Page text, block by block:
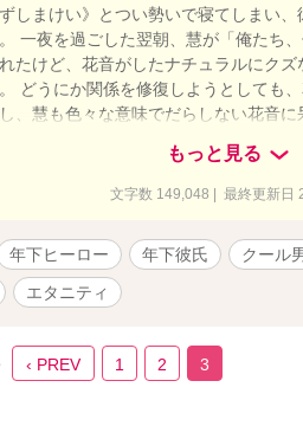
ずしまけい》とつい勢いで寝てしまい
一夜を過ごした翌朝、慧が「俺たち
たけど、花音がしたナチュラルにク
どうにか関係を修復しようとしても
、慧も色々な意味でだらしない花音
う。 それなのに、どうしようもなく気
んだ———。 ♡こじらせ系の甘キュン
もっと見る
文字数 149,048 | 最終更新日
年下ヒーロー 年下彼氏 クール
エタニティ
‹ PREV 1 2 3